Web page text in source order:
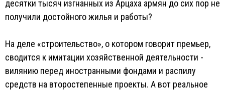
десятки тысяч изгнанных из Арцаха армян до сих пор не
получили достойного жилья и работы?
На деле «строительство», о котором говорит премьер,
сводится к имитации хозяйственной деятельности -
вилянию перед иностранными фондами и распилу
средств на второстепенные проекты. А вот реальное